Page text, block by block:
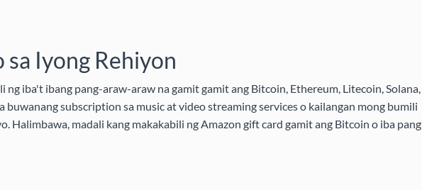
Iyong Rehiyon
iba't ibang pang-araw-araw na gamit gamit ang Bitcoin, Ethereum, Litecoin, Solana,
subscription sa music at video streaming services o kailangan mong bumili
Halimbawa, madali kang makakabili ng Amazon gift card gamit ang Bitcoin o iba pang